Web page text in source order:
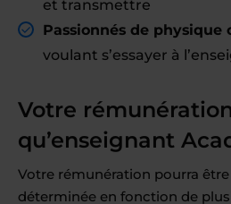
et transmettre
Passionnés de physique
voulant s’essayer à
Votre
qu’enseignant
Votre rémunération pourra être
déterminée en fonction de